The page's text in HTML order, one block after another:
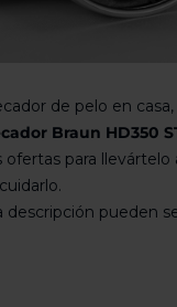
de pelo en
Braun HD350
ofertas para
descripción pueden